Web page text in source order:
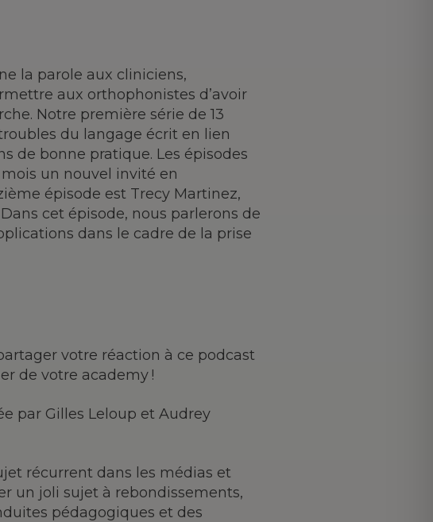
la parole aux cliniciens,
aux orthophonistes d’avoir
Notre première série de 13
du langage écrit en lien
de bonne pratique. Les épisodes
un nouvel invité en
épisode est Trecy Martinez,
cet épisode, nous parlerons de
dans le cadre de la prise
votre réaction à ce podcast
de votre academy !
par Gilles Leloup et Audrey
récurrent dans les médias et
un joli sujet à rebondissements,
pédagogiques et des